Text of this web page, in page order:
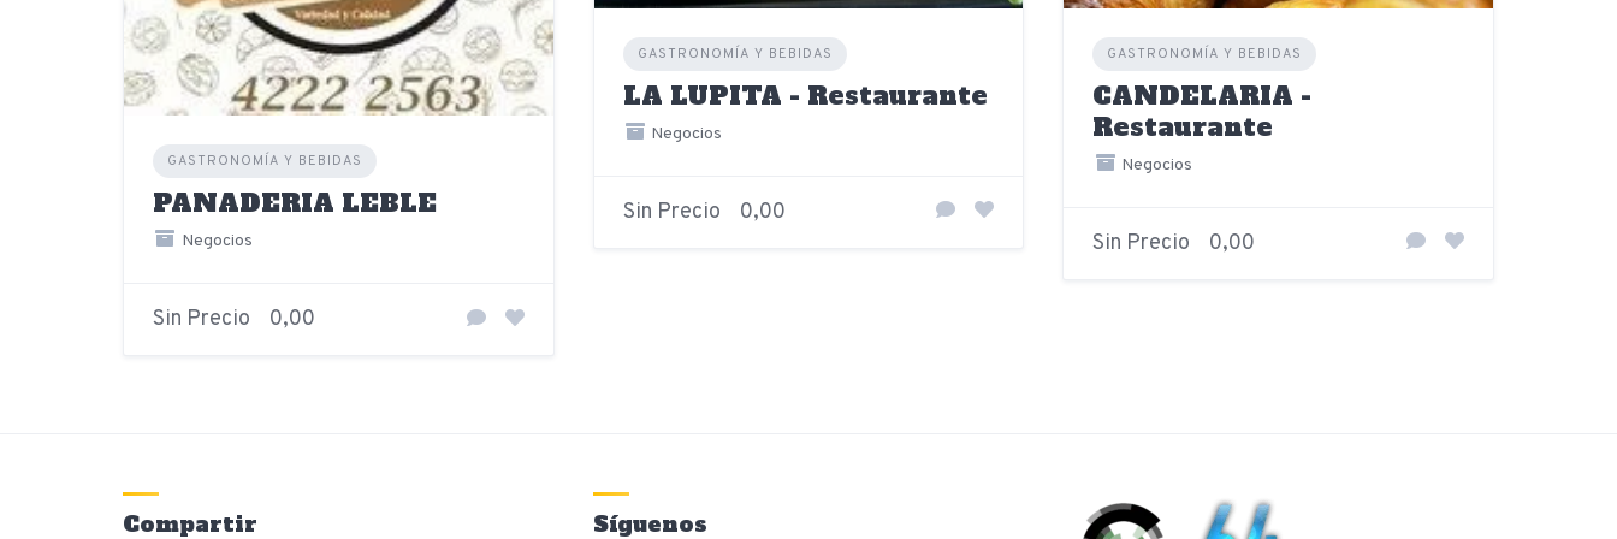
GASTRONOMÍA Y BEBIDAS
PANADERIA LEBLE
Negocios
Sin Precio 0,00
GASTRONOMÍA Y BEBIDAS
LA LUPITA - Restaurante
Negocios
Sin Precio 0,00
GASTRONOMÍA Y BEBIDAS
CANDELARIA -
Restaurante
Negocios
Sin Precio 0,00
Compartir Síguenos